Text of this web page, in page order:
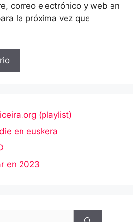
correo electrónico y web en
la próxima vez que
(playlist)
en euskera
en 2023